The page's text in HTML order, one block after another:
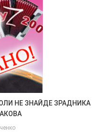
НЕ ЗНАЙДЕ ЗРАДНИКА